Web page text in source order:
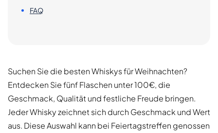
FAQ
Suchen Sie die besten Whiskys für Weihnachten?
Entdecken Sie fünf Flaschen unter 100€, die
Geschmack, Qualität und festliche Freude bringen.
Jeder Whisky zeichnet sich durch Geschmack und Wert
aus. Diese Auswahl kann bei Feiertagstreffen genossen